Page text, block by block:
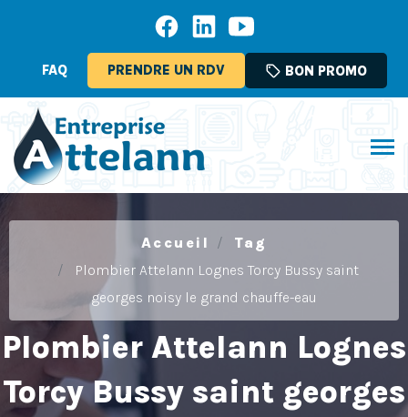
FAQ PRENDRE UN RDV sell BON PROMO
Accueil
Tag
Plombier Attelann Lognes Torcy Bussy saint
georges noisy le grand chauffe-eau
Plombier Attelann Lognes
Torcy Bussy saint georges